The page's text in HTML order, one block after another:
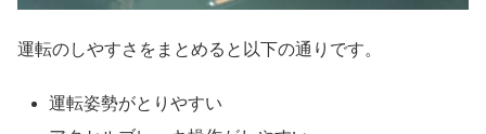
運転のしやすさをまとめると以下の通りです。
運転姿勢がとりやすい